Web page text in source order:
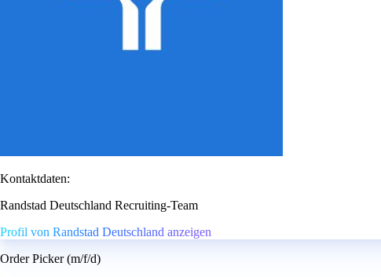
Kontaktdaten:
Randstad Deutschland Recruiting-Team
Profil von Randstad Deutschland anzeigen
Order Picker (m/f/d)